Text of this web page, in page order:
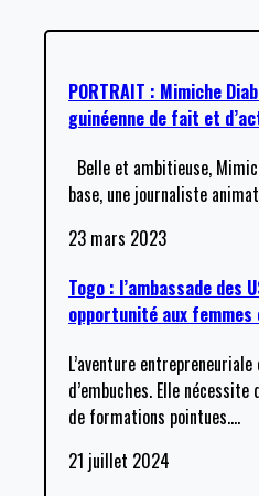
PORTRAIT : Mimiche
guinéenne de fait et
Belle et ambitieuse,
base, une journaliste
23 mars 2023
Togo : l’ambassade des
opportunité aux
L’aventure
d’embuches. Elle
de formations pointues.…
21 juillet 2024